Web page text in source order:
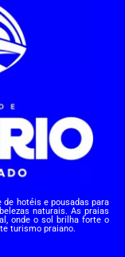
hotéis e pousadas para
naturais. As praias
onde o sol brilha forte o
turismo praiano.